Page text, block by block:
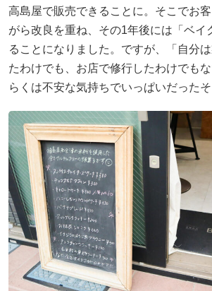
高島屋で販売できることに。そこでお
がら改良を重ね、その1年後には「ベイ
ることになりました。ですが、「自分
たわけでも、お店で修行したわけでも
らくは不安な気持ちでいっぱいだったそ